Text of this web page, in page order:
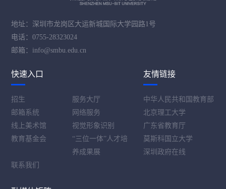
地址：深圳市龙岗区大运新城国际大学园路1号
电话：0755-28323024
邮箱：info@smbu.edu.cn
快速入口
招生
服务大厅
邮箱系统
网络服务
线上美术馆
视觉形象识别
教育基金会
“三位一体”人才培
养成果展
联系我们
友情链接
中华人民共和国教育部
北京理工大学
广东省教育厅
莫斯科国立大学
深圳政府在线